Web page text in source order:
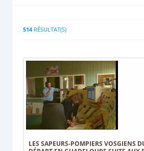
514RÉSULTAT(S)
LES SAPEURS-POMPIERS VOSGIENS